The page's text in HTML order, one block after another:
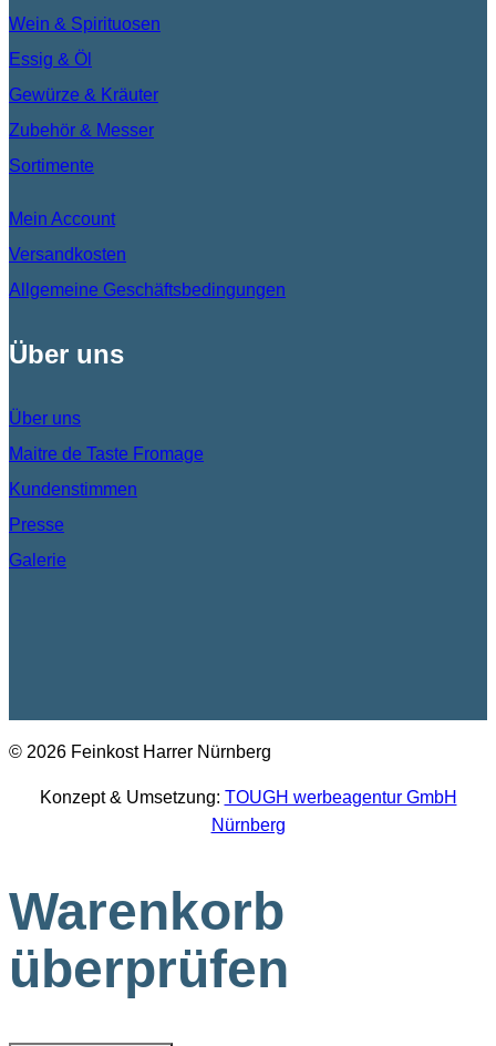
Wein & Spirituosen
Essig & Öl
Gewürze & Kräuter
Zubehör & Messer
Sortimente
Mein Account
Versandkosten
Allgemeine Geschäftsbedingungen
Über uns
Über uns
Maitre de Taste Fromage
Kundenstimmen
Presse
Galerie
© 2026 Feinkost Harrer Nürnberg
Konzept & Umsetzung: TOUGH werbeagentur GmbH
Nürnberg
Warenkorb
überprüfen